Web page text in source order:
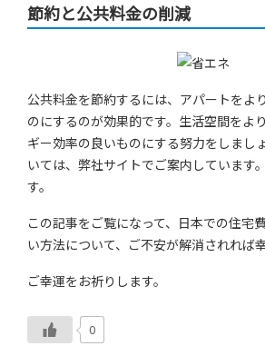
節約と公共料金の削減
公共料金を節約するには、アパートをよ
のにするのが効果的です。生活空間をよ
ギー効率の良いものにする努力をしまし
いては、弊社サイトでご案内しています
す。
この記事をご覧になって、日本での住宅
い方法について、ご不安が解消されれば幸
ご幸運をお祈りします。
0